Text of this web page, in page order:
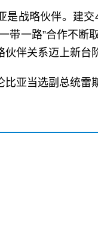
是战略伙伴。建
带一路”合作不
伙伴关系迈上新台
比亚当选副总统雷